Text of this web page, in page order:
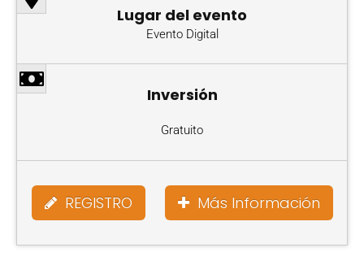
Lugar del evento
Evento Digital
Inversión
Gratuito
REGISTRO Más Información